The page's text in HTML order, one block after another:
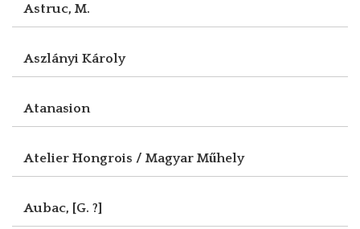
Astruc, M.
Aszlányi Károly
Atanasion
Atelier Hongrois / Magyar Műhely
Aubac, [G. ?]